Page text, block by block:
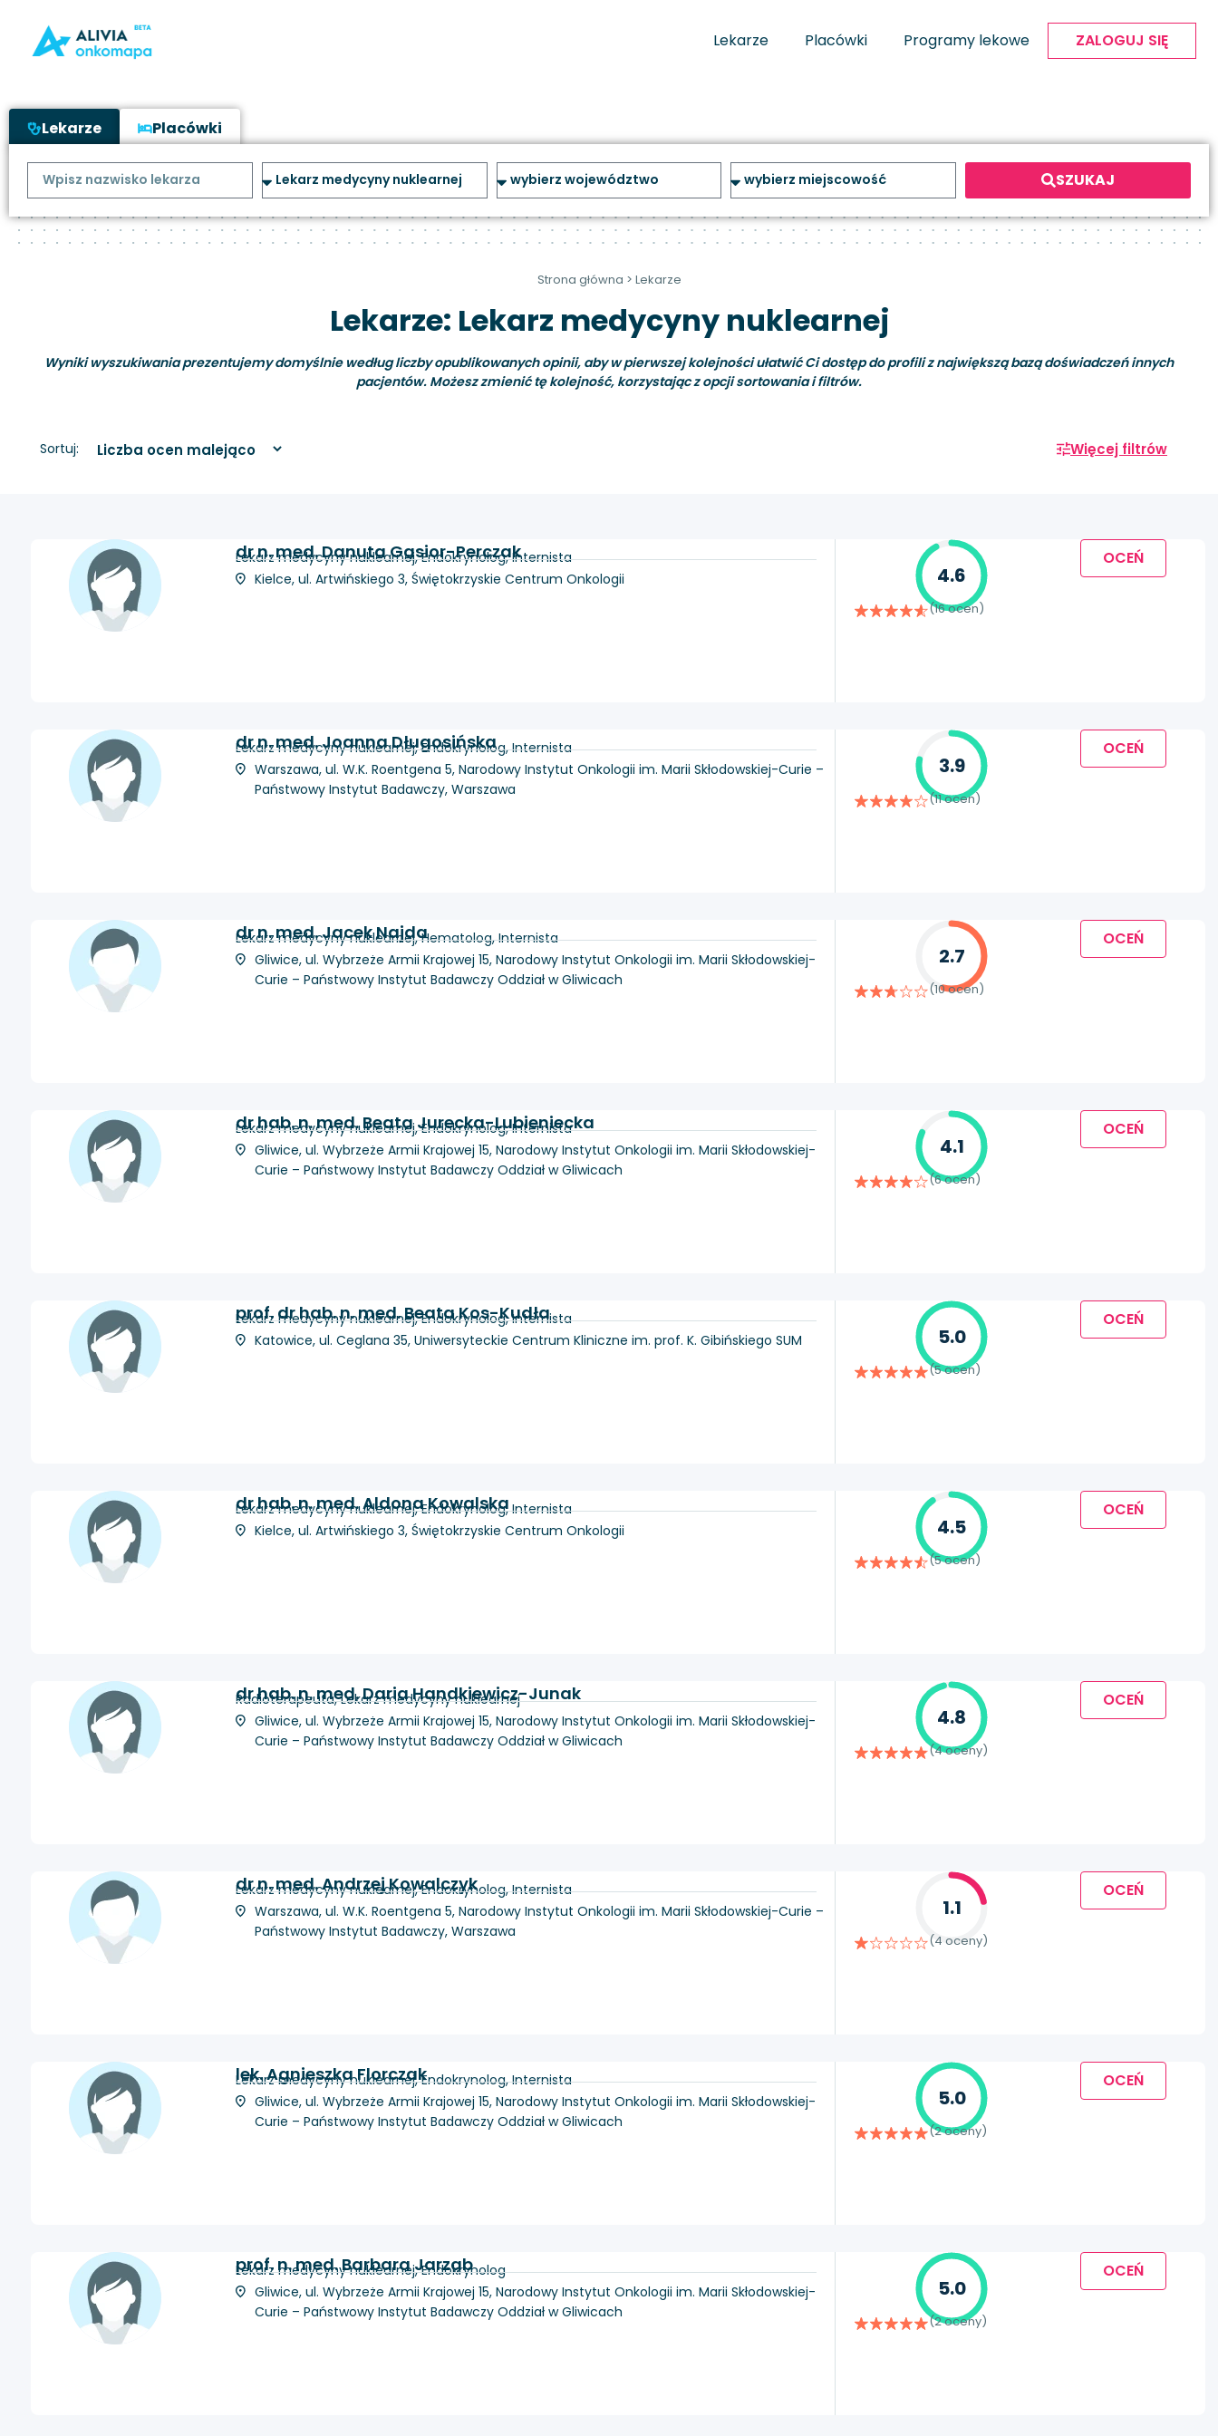
Lekarze Placówki Programy lekowe ZALOGUJ SIĘ
Lekarze Placówki
SZUKAJ
Strona główna > Lekarze
Lekarze: Lekarz medycyny nuklearnej
Wyniki wyszukiwania prezentujemy domyślnie według liczby opublikowanych opinii, aby w pierwszej kolejności ułatwić Ci dostęp do profili z największą bazą doświadczeń innych
pacjentów. Możesz zmienić tę kolejność, korzystając z opcji sortowania i filtrów.
Sortuj: Więcej filtrów
dr n. med. Danuta Gąsior-Perczak
Lekarz medycyny nuklearnej, Endokrynolog, Internista
Kielce, ul. Artwińskiego 3, Świętokrzyskie Centrum Onkologii
4.6
(16 ocen)
OCEŃ
dr n. med. Joanna Długosińska
Lekarz medycyny nuklearnej, Endokrynolog, Internista
Warszawa, ul. W.K. Roentgena 5, Narodowy Instytut Onkologii im. Marii Skłodowskiej-Curie –
Państwowy Instytut Badawczy, Warszawa
3.9
(11 ocen)
OCEŃ
dr n. med. Jacek Najda
Lekarz medycyny nuklearnej, Hematolog, Internista
Gliwice, ul. Wybrzeże Armii Krajowej 15, Narodowy Instytut Onkologii im. Marii Skłodowskiej-
Curie – Państwowy Instytut Badawczy Oddział w Gliwicach
2.7
(10 ocen)
OCEŃ
dr hab. n. med. Beata Jurecka-Lubieniecka
Lekarz medycyny nuklearnej, Endokrynolog, Internista
Gliwice, ul. Wybrzeże Armii Krajowej 15, Narodowy Instytut Onkologii im. Marii Skłodowskiej-
Curie – Państwowy Instytut Badawczy Oddział w Gliwicach
4.1
(6 ocen)
OCEŃ
prof. dr hab. n. med. Beata Kos-Kudła
Lekarz medycyny nuklearnej, Endokrynolog, Internista
Katowice, ul. Ceglana 35, Uniwersyteckie Centrum Kliniczne im. prof. K. Gibińskiego SUM
5.0
(5 ocen)
OCEŃ
dr hab. n. med. Aldona Kowalska
Lekarz medycyny nuklearnej, Endokrynolog, Internista
Kielce, ul. Artwińskiego 3, Świętokrzyskie Centrum Onkologii
4.5
(5 ocen)
OCEŃ
dr hab. n. med. Daria Handkiewicz-Junak
Radioterapeuta, Lekarz medycyny nuklearnej
Gliwice, ul. Wybrzeże Armii Krajowej 15, Narodowy Instytut Onkologii im. Marii Skłodowskiej-
Curie – Państwowy Instytut Badawczy Oddział w Gliwicach
4.8
(4 oceny)
OCEŃ
dr n. med. Andrzej Kowalczyk
Lekarz medycyny nuklearnej, Endokrynolog, Internista
Warszawa, ul. W.K. Roentgena 5, Narodowy Instytut Onkologii im. Marii Skłodowskiej-Curie –
Państwowy Instytut Badawczy, Warszawa
1.1
(4 oceny)
OCEŃ
lek. Agnieszka Florczak
Lekarz medycyny nuklearnej, Endokrynolog, Internista
Gliwice, ul. Wybrzeże Armii Krajowej 15, Narodowy Instytut Onkologii im. Marii Skłodowskiej-
Curie – Państwowy Instytut Badawczy Oddział w Gliwicach
5.0
(2 oceny)
OCEŃ
prof. n. med. Barbara Jarząb
Lekarz medycyny nuklearnej, Endokrynolog
Gliwice, ul. Wybrzeże Armii Krajowej 15, Narodowy Instytut Onkologii im. Marii Skłodowskiej-
Curie – Państwowy Instytut Badawczy Oddział w Gliwicach
5.0
(2 oceny)
OCEŃ